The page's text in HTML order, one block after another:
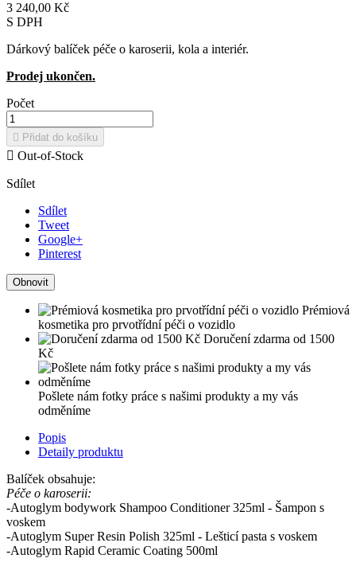
3 240,00 Kč
S DPH
Dárkový balíček péče o karoserii, kola a interiér.
Prodej ukončen.
Počet
 Přidat do košíku
 Out-of-Stock
Sdílet
Sdílet
Tweet
Google+
Pinterest
Prémiová
kosmetika pro prvotřídní péči o vozidlo
Doručení zdarma od 1500
Kč
Pošlete nám fotky práce s našimi produkty a my vás
odměníme
Popis
Detaily produktu
Balíček obsahuje:
Péče o karoserii:
-Autoglym bodywork Shampoo Conditioner 325ml - Šampon s
voskem
-Autoglym Super Resin Polish 325ml - Lešticí pasta s voskem
-Autoglym Rapid Ceramic Coating 500ml